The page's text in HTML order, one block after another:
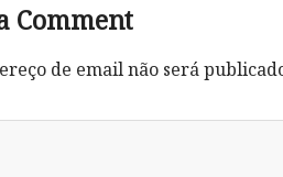
Comment
de email não será